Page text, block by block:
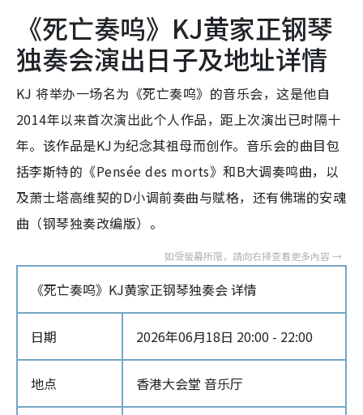
《死亡奏呜》KJ黄家正钢琴
独奏会演出日子及地址详情
KJ 将举办一场名为《死亡奏呜》的音乐会，这是他自
2014年以来首次演出此个人作品，距上次演出已时隔十
年。该作品是KJ为纪念其祖母而创作。音乐会的曲目包
括李斯特的《Pensée des morts》和B大调奏鸣曲，以
及萧士塔高维契的D小调前奏曲与赋格，还有佛瑞的安魂
曲（钢琴独奏改编版）。
《死亡奏呜》KJ黄家正钢琴独奏会 详情
日期 2026年06月18日 20:00 - 22:00
地点 香港大会堂 音乐厅